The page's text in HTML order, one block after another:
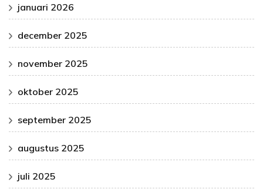
januari 2026
december 2025
november 2025
oktober 2025
september 2025
augustus 2025
juli 2025